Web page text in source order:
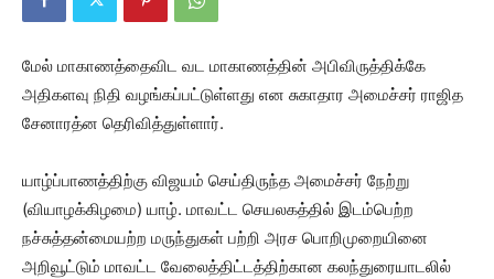
மேல் மாகாணத்தைவிட வட மாகாணத்தின் அபிவிருத்திக்கே
அதிகளவு நிதி வழங்கப்பட்டுள்ளது என சுகாதார அமைச்சர் ராஜித
சேனாரத்ன தெரிவித்துள்ளார்.
யாழ்ப்பாணத்திற்கு விஜயம் செய்திருந்த அமைச்சர் நேற்று
(வியாழக்கிழமை) யாழ். மாவட்ட செயலகத்தில் இடம்பெற்ற
நச்சுத்தன்மையற்ற மருந்துகள் பற்றி அரச பொறிமுறையினை
அறிவூட்டும் மாவட்ட வேலைத்திட்டத்திற்கான கலந்துரையாடலில்